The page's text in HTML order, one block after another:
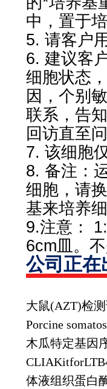
中，置于
5. 请客户
6. 建议客
细胞状态
因，个别
联系，告
回访直至
7. 该细胞
8. 备注：
细胞，请
基来培养
9.注意：
6cm皿。
公司正在
大鼠(AZT)检
Porcine
木瓜特定基因
体液组织蛋白